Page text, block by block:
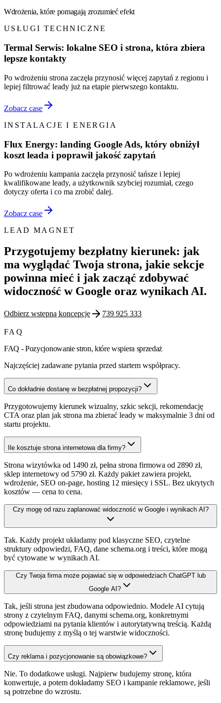
Wdrożenia, które pomagają zrozumieć efekt
USŁUGI TECHNICZNE
Termal Serwis: lokalne SEO i strona, która zbiera
lepsze kontakty
Po wdrożeniu strona zaczęła przynosić więcej zapytań z regionu i
lepiej filtrować leady już na etapie pierwszego kontaktu.
Zobacz case
INSTALACJE I ENERGIA
Flux Energy: landing Google Ads, który obniżył
koszt leada i poprawił jakość zapytań
Po wdrożeniu kampania zaczęła przynosić tańsze i lepiej
kwalifikowane leady, a użytkownik szybciej rozumiał, czego
dotyczy oferta i co ma zrobić dalej.
Zobacz case
LEAD MAGNET
Przygotujemy bezpłatny kierunek: jak
ma wyglądać Twoja strona, jakie sekcje
powinna mieć i jak zacząć zdobywać
widoczność w Google oraz wynikach AI.
Odbierz wstępną koncepcję 739 925 333
FAQ
FAQ - Pozycjonowanie stron, które wspiera sprzedaż
Najczęściej zadawane pytania przed startem współpracy.
Co dokładnie dostanę w bezpłatnej propozycji?
Przygotowujemy kierunek wizualny, szkic sekcji, rekomendację
CTA oraz plan jak strona ma zbierać leady w maksymalnie 3 dni od
startu projektu.
Ile kosztuje strona internetowa dla firmy?
Strona wizytówka od 1490 zł, pełna strona firmowa od 2890 zł,
sklep internetowy od 5790 zł. Każdy pakiet zawiera projekt,
wdrożenie, SEO on-page, hosting 12 miesięcy i SSL. Bez ukrytych
kosztów — cena to cena.
Czy mogę od razu zaplanować widoczność w Google i wynikach AI?
Tak. Każdy projekt układamy pod klasyczne SEO, czytelne
struktury odpowiedzi, FAQ, dane schema.org i treści, które mogą
być cytowane w wynikach AI.
Czy Twoja firma może pojawiać się w odpowiedziach ChatGPT lub
Google AI?
Tak, jeśli strona jest zbudowana odpowiednio. Modele AI cytują
strony z czytelnym FAQ, danymi schema.org, konkretnymi
odpowiedziami na pytania klientów i autorytatywną treścią. Każdą
stronę budujemy z myślą o tej warstwie widoczności.
Czy reklama i pozycjonowanie są obowiązkowe?
Nie. To dodatkowe usługi. Najpierw budujemy stronę, która
konwertuje, a potem dokładamy SEO i kampanie reklamowe, jeśli
są potrzebne do wzrostu.